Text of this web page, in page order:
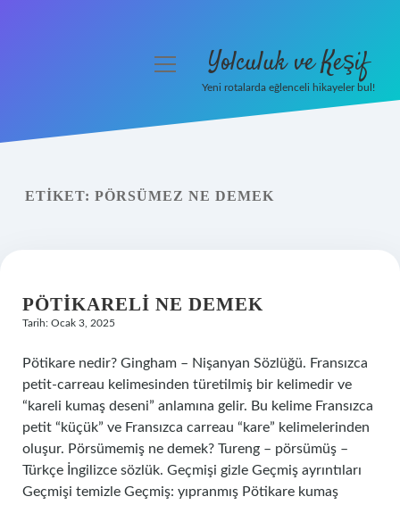
Yasal Uyarı
menüyü Yolculuk ve Keşif
Yeni rotalarda eğlenceli hikayeler bul!
ETIKET: PÖRSÜMEZ NE DEMEK
PÖTIKARELI NE DEMEK
Tarih: Ocak 3, 2025
Pötikare nedir? Gingham – Nişanyan Sözlüğü. Fransızca
petit-carreau kelimesinden türetilmiş bir kelimedir ve
“kareli kumaş deseni” anlamına gelir. Bu kelime Fransızca
petit “küçük” ve Fransızca carreau “kare” kelimelerinden
oluşur. Pörsümemiş ne demek? Tureng – pörsümüş –
Türkçe İngilizce sözlük. Geçmişi gizle Geçmiş ayrıntıları
Geçmişi temizle Geçmiş: yıpranmış Pötikare kumaş